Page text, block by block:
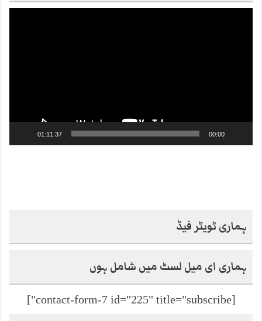
00:00
01:11:37
ہماری ٹویٹر فیڈ
ہماری ای میل لسٹ میں شامل ہوں
[contact-form-7 id="225" title="subscribe"]